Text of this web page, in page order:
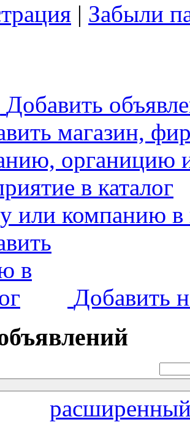
| Забыли
Добавить
или компанию в
Добавить